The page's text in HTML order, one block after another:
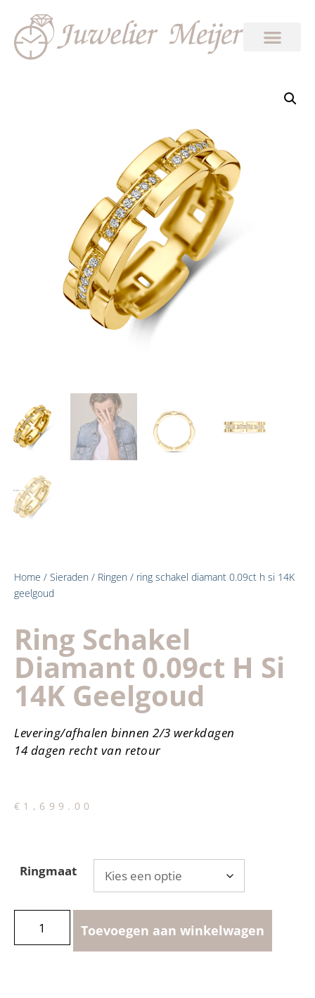
Home / Sieraden / Ringen / ring schakel diamant 0.09ct h si 14K
geelgoud
Ring Schakel
Diamant 0.09ct H Si
14K Geelgoud
Levering/afhalen binnen 2/3 werkdagen
14 dagen recht van retour
€ 1,699.00
Ringmaat
Toevoegen aan winkelwagen